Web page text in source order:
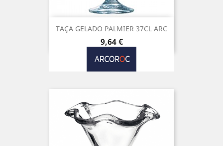
TAÇA GELADO PALMIER 37CL ARC
Preço
9,64 €